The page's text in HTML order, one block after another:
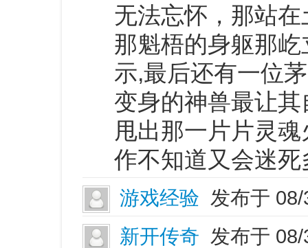
无法忘怀，那站
那魁梧的身躯那
示,最后还有一位
变身的神兽最让
甩出那一片片灵
作不知道又会迷
游戏经验 发布于
新开传奇 发布于